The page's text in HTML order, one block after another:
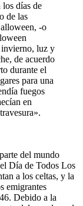
los días de
de las
-o
invierno, luz y
de acuerdo
durante el
para una
fuegos
en
del mundo
Día de Todos Los
a los celtas, y la
emigrantes
Debido a la